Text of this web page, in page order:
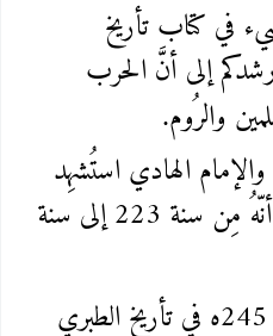
في كتاب تأريخ
إلى أنَّ الحرب
والرُوم.
سنة 245هـ.. والإمام الهادي استُشهِد
سنة 254هـ.. فهذا يَعني أنّهُ مِن سنة 223 إلى سنة
أيضاً في أحداث سنة 245ه في تأريخ الطبري